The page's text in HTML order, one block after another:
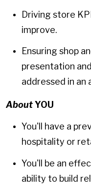
Driving store
improve.
Ensuring shop
presentation
addressed in an
AboutYOU
You'll have a
hospitality or
You'll be an
ability to build